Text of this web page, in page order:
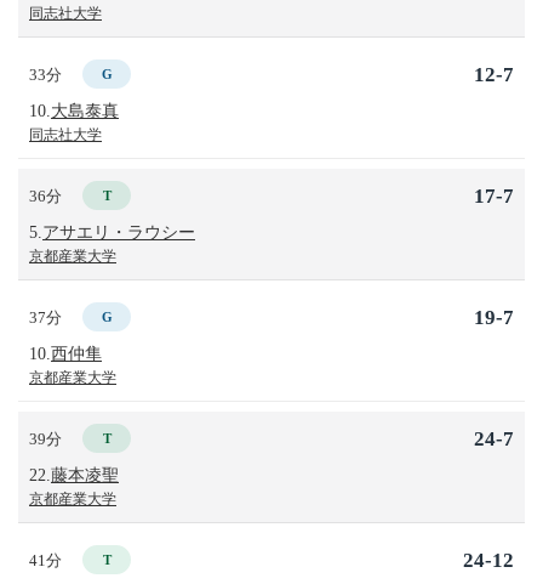
同志社大学
33分 G
10. 大島泰真
同志社大学
12-7
36分 T
5. アサエリ・ラウシー
京都産業大学
17-7
37分 G
10. 西仲隼
京都産業大学
19-7
39分 T
22. 藤本凌聖
京都産業大学
24-7
41分 T 24-12